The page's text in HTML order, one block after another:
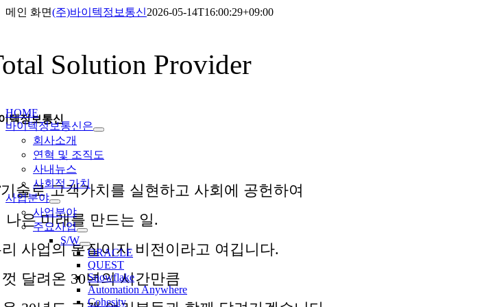
Skip
HOME
바이텍정보통신은
회사소개
연혁 및 조직도
사내뉴스
사회적 가치
사업분야
사업분야
주요사업
S/W
ORACLE
QUEST
Snowflake
Automation Anywhere
Cohesity
메인 화면(주)바이텍정보통신2026-05-14T16:00:29+09:00
Solution Provider
텍정보통신
술로 고객가치를 실현하고 사회에 공헌하여
나은 미래를 만드는 일.
사업의 본질이자 비전이라고 여깁니다.
달려온 30년의 시간만큼